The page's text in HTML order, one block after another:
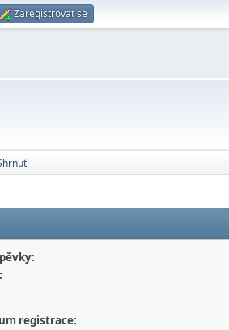
Zaregistrovat se
registrace: